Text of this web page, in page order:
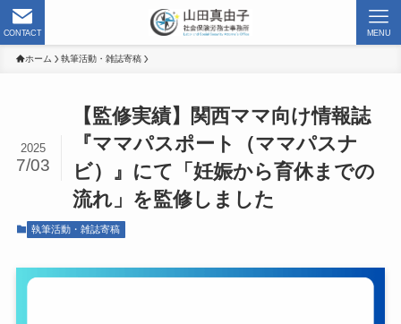
CONTACT MENU
ホーム 執筆活動・雑誌寄稿
【監修実績】関西ママ向け情報誌
『ママパスポート（ママパスナ
ビ）』にて「妊娠から育休までの
流れ」を監修しました
2025
7/03
執筆活動・雑誌寄稿